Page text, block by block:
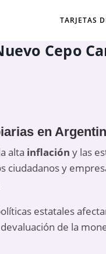
TARJETAS
Cepo
en
alta inflación y las
y
estatales
de la